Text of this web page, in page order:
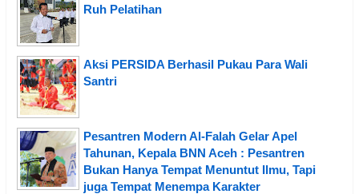
Ruh Pelatihan
Aksi PERSIDA Berhasil Pukau Para Wali
Santri
Pesantren Modern Al-Falah Gelar Apel
Tahunan, Kepala BNN Aceh : Pesantren
Bukan Hanya Tempat Menuntut Ilmu, Tapi
juga Tempat Menempa Karakter